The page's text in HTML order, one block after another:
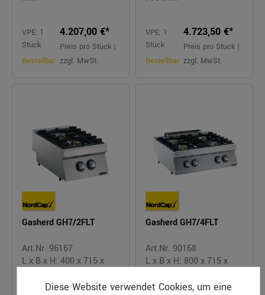
VPE: 1
Stück
Bestellbar
4.207,00 €*
Preis pro Stück |
zzgl. MwSt.
VPE: 1
Stück
Bestellbar
4.723,50 €*
Preis pro Stück |
zzgl. MwSt.
Gasherd GH7/2FLT
Art.Nr. 96167
L x B x H: 400 x 715 x
Gasherd GH7/4FLT
Art.Nr. 90168
L x B x H: 800 x 715 x
Diese Website verwendet Cookies, um eine